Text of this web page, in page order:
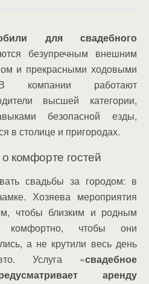
для свадебного
безупречным внешним
и прекрасными ходовыми
В компании работают
высшей категории,
безопасной езды,
в столице и пригородах.
комфорте гостей
свадьбы за городом: в
Хозяева мероприятия
чтобы близким и родным
чтобы они
а не крутили весь день
Услуга «свадебное
аренду